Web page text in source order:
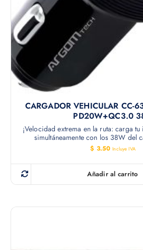
CARGADOR VEHICULAR CC-
PD20W+QC3.0
¡Velocidad extrema en la ruta: carga
simultáneamente con los 38W del
$ 3.50 Incluye IVA
Añadir al carrito